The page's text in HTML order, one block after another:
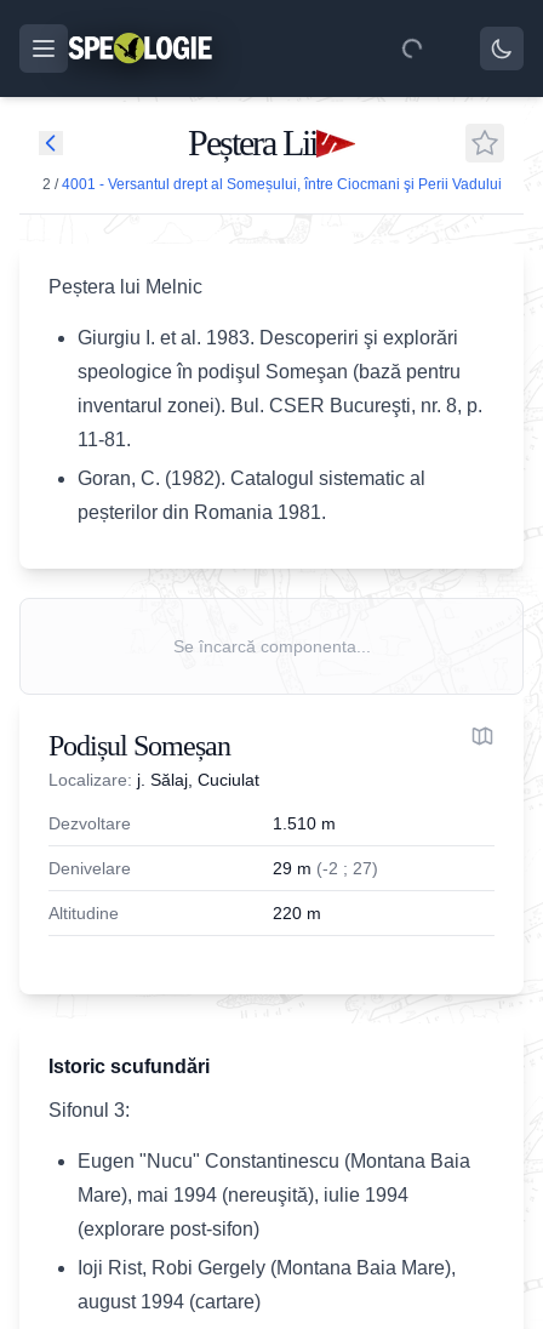
Peștera Lii
2 /4001 - Versantul drept al Someșului, între Ciocmani şi Perii Vadului
Peștera lui Melnic
Giurgiu I. et al. 1983. Descoperiri şi explorări
speologice în podişul Someşan (bază pentru
inventarul zonei). Bul. CSER Bucureşti, nr. 8, p.
11-81.
Goran, C. (1982). Catalogul sistematic al
peșterilor din Romania 1981.
Se încarcă componenta...
Podișul Someșan
Localizare: j. Sălaj, Cuciulat
Dezvoltare 1.510 m
Denivelare 29 m (-2 ; 27)
Altitudine 220 m
Istoric scufundări
Sifonul 3:
Eugen "Nucu" Constantinescu (Montana Baia
Mare), mai 1994 (nereuşită), iulie 1994
(explorare post-sifon)
Ioji Rist, Robi Gergely (Montana Baia Mare),
august 1994 (cartare)